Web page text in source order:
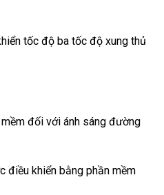
tốc độ ba tốc độ xung thủ
đối với ánh sáng đường
điều khiển bằng phần mềm